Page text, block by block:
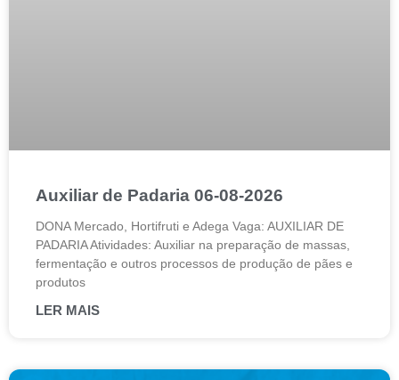
Auxiliar de Padaria 06-08-2026
DONA Mercado, Hortifruti e Adega Vaga: AUXILIAR DE
PADARIA Atividades: Auxiliar na preparação de massas,
fermentação e outros processos de produção de pães e
produtos
LER MAIS